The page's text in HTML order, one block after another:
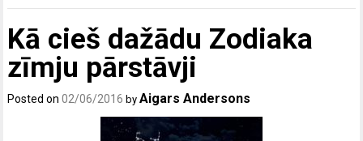
Kā cieš dažādu Zodiaka
zīmju pārstāvji
Posted on02/06/2016 byAigars Andersons